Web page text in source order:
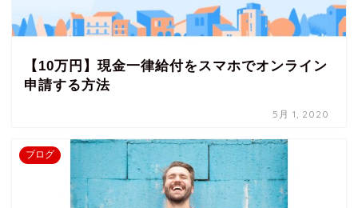
【10万円】現金一律給付をスマホでオンライン
申請する方法
5月 1, 2020
ブログ